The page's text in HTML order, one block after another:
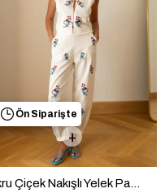
Ön Siparişte
Ekru Çiçek Nakışlı Yelek Pantolon Takım